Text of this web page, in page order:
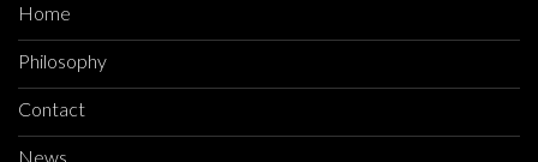
Home
Philosophy
Contact
News